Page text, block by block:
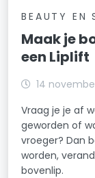
BEAUTY EN
Maak je
een Liplift
14
Vraag je je af
geworden of
vroeger? Dan
worden,
bovenlip.